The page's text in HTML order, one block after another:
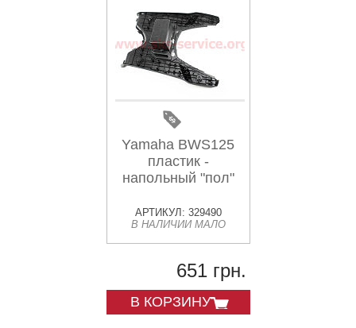
Yamaha BWS125
пластик -
напольный "пол"
АРТИКУЛ: 329490
В НАЛИЧИИ МАЛО
651 грн.
В КОРЗИНУ